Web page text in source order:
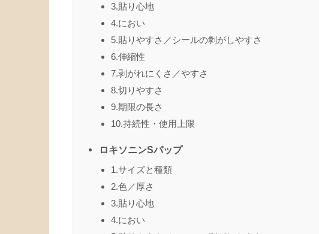
3.貼り心地
4.におい
5.貼りやすさ／シールの剥がしやすさ
6.伸縮性
7.剥がれにくさ／やすさ
8.切りやすさ
9.期限の長さ
10.持続性・使用上限
ロキソニンSパップ
1.サイズと種類
2.色／厚さ
3.貼り心地
4.におい